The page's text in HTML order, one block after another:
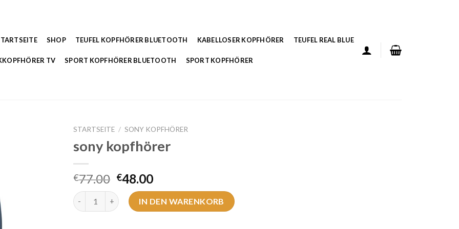
SHOP TEUFEL KOPFHÖRER BLUETOOTH KABELLOSER KOPFHÖRER TEUFEL REAL BLUE
TV SPORT KOPFHÖRER BLUETOOTH SPORT KOPFHÖRER
STARTSEITE / SONY KOPFHÖRER
sony kopfhörer
€77.00 €48.00
sony kopfhörer MengeIN DEN WARENKORB